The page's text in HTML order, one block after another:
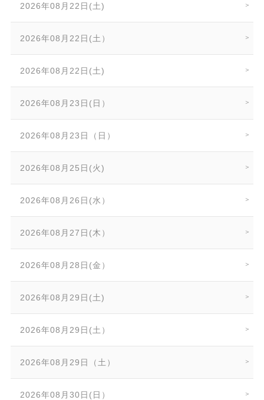
2026年08月22日(土)
2026年08月22日(土）
2026年08月22日(土)
2026年08月23日(日）
2026年08月23日（日）
2026年08月25日(火)
2026年08月26日(水）
2026年08月27日(木）
2026年08月28日(金）
2026年08月29日(土)
2026年08月29日(土）
2026年08月29日（土）
2026年08月30日(日）